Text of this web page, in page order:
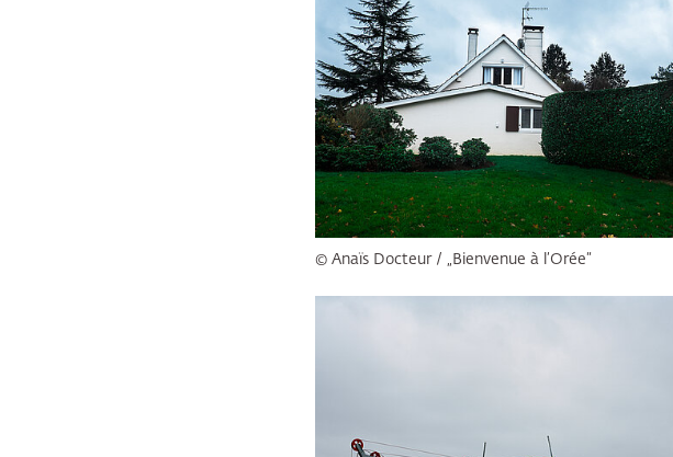
© Anaïs Docteur / „Bienvenue à l’Orée“